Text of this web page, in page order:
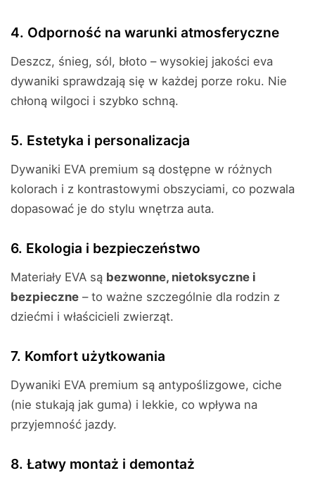
4. Odporność na warunki atmosferyczne
Deszcz, śnieg, sól, błoto – wysokiej jakości eva
dywaniki sprawdzają się w każdej porze roku. Nie
chłoną wilgoci i szybko schną.
5. Estetyka i personalizacja
Dywaniki EVA premium są dostępne w różnych
kolorach i z kontrastowymi obszyciami, co pozwala
dopasować je do stylu wnętrza auta.
6. Ekologia i bezpieczeństwo
Materiały EVA są bezwonne, nietoksyczne i
bezpieczne – to ważne szczególnie dla rodzin z
dziećmi i właścicieli zwierząt.
7. Komfort użytkowania
Dywaniki EVA premium są antypoślizgowe, ciche
(nie stukają jak guma) i lekkie, co wpływa na
przyjemność jazdy.
8. Łatwy montaż i demontaż